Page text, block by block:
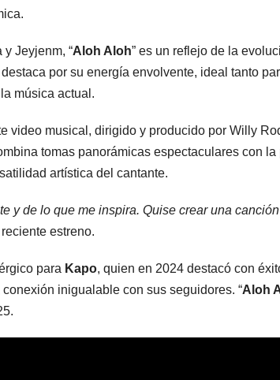
Jeyjenm, “Aloh Aloh” es un reflejo de la
por su energía envolvente, ideal tanto
música actual.
video musical, dirigido y producido por Willy
tomas panorámicas espectaculares con
artística del cantante.
y de lo que me inspira. Quise crear una
estreno.
para Kapo, quien en 2024 destacó con
inigualable con sus seguidores. “Aloh